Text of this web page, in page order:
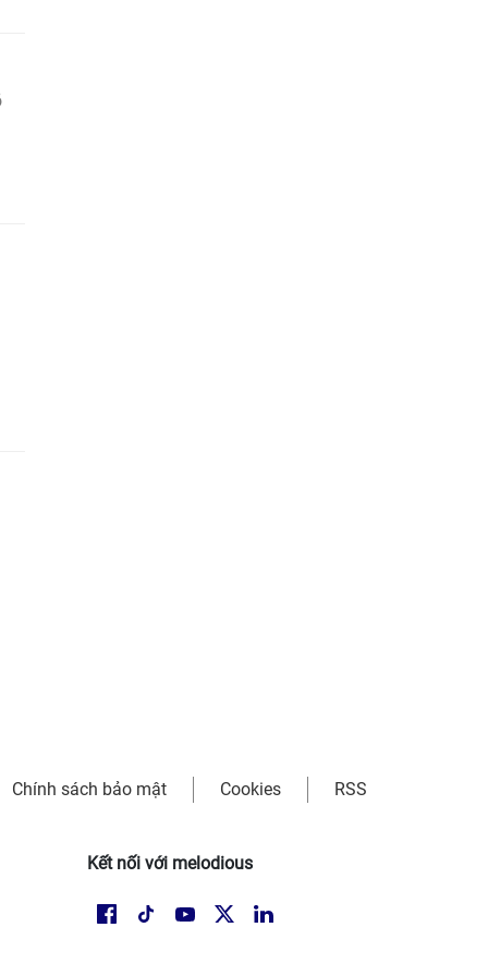
Chính sách bảo mật Cookies RSS
Kết nối với melodious